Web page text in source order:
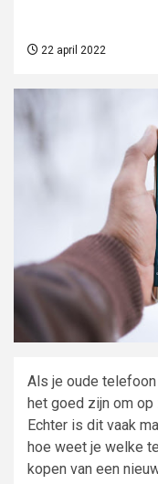
22 april 2022
Als je oude telefoon
het goed zijn om op
Echter is dit vaak
hoe weet je welke
kopen van een